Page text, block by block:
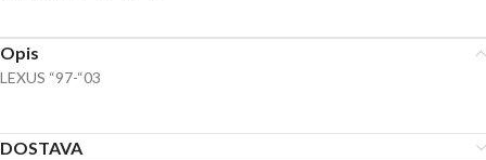
Opis
LEXUS “97-“03
DOSTAVA